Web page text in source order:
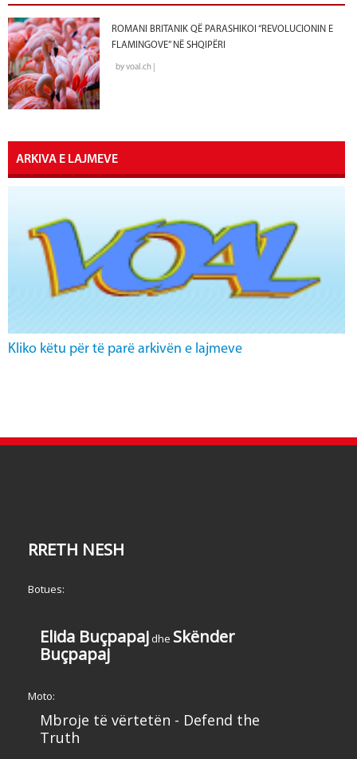
ROMANI BRITANIK QË PARASHIKOI “REVOLUCIONIN E
FLAMINGOVE” NË SHQIPËRI
by voal.ch |
ARKIVA E LAJMEVE
Kliko këtu për të parë arkivën e lajmeve
RRETH NESH
Botues:
Elida Buçpapaj dhe Skënder
Buçpapaj
Moto:
Mbroje të vërtetën - Defend the
Truth